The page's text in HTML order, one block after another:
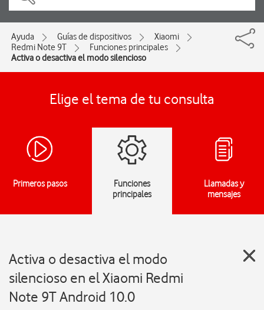
Ayuda Guías de dispositivos
Xiaomi
Redmi Note 9T
Funciones principales
Activa o desactiva el modo silencioso
Elige el tema de tu consulta
Primeros pasos
Funciones
principales
Llamadas y
mensajes
Activa o desactiva el modo
silencioso en el Xiaomi Redmi
Note 9T Android 10.0